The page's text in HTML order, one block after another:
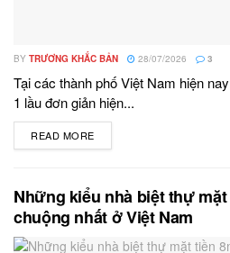
BY TRƯƠNG KHẮC BẢN 28/07/2026 3
Tại các thành phố Việt Nam hiện
1 lầu đơn giản hiện...
READ MORE
Những kiểu nhà biệt thự
chuộng nhất ở Việt Nam